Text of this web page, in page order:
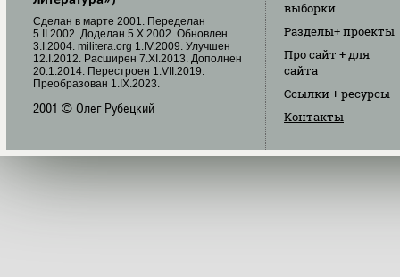
Cделан в марте 2001. Переделан
5.II.2002. Доделан 5.X.2002. Обновлен
3.I.2004. militera.org 1.IV.2009. Улучшен
12.I.2012. Расширен 7.XI.2013. Дополнен
20.1.2014. Перестроен 1.VII.2019.
Преобразован 1.IX.2023.
2001 © Олег Рубецкий
выборки
Разделы+ проекты
Про сайт + для
сайта
Ссылки+ ресурсы
Контакты